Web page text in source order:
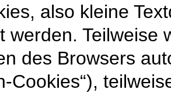
also kleine
werden. Teilweise
des Browsers
Cookies“),